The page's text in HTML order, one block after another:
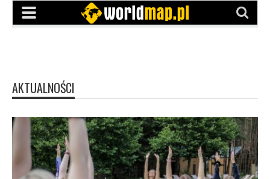
AKTUALNOŚCI